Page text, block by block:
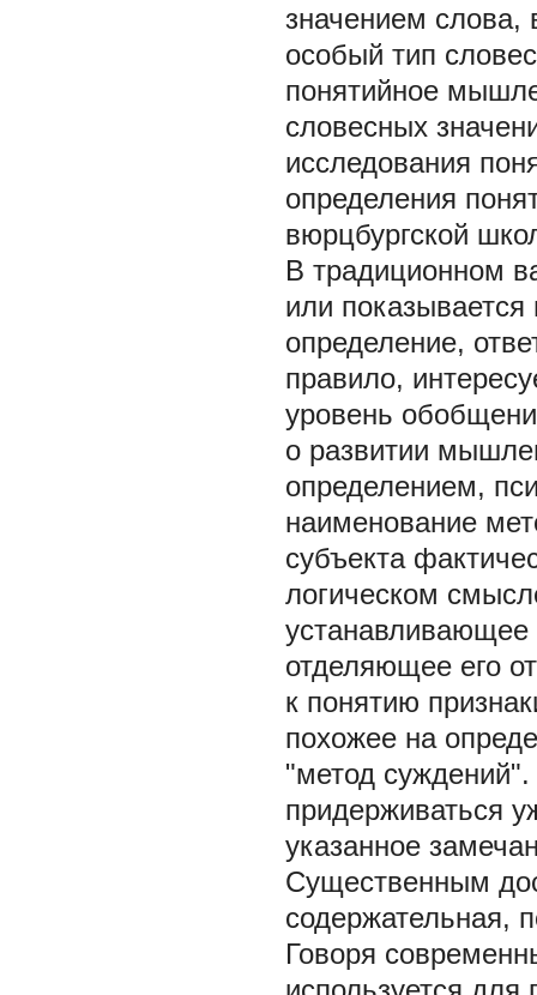
значением слова,
особый тип
понятийное
словесных
исследования
определения
вюрцбургской
В традиционном
или
определение,
правило,
уровень
о развитии
определением,
наименование
субъекта
логическом
устанавливающее
отделяющее его
к понятию
похожее на
"метод
придерживаться
указанное
Существенным
содержательная,
Говоря